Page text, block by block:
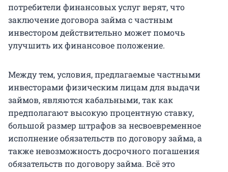
потребители финансовых услуг верят, что
заключение договора займа с частным
инвестором действительно может помочь
улучшить их финансовое положение.
Между тем, условия, предлагаемые частными
инвесторами физическим лицам для выдачи
займов, являются кабальными, так как
предполагают высокую процентную ставку,
большой размер штрафов за несвоевременное
исполнение обязательств по договору займа, а
также невозможность досрочного погашения
обязательств по договору займа. Всё это